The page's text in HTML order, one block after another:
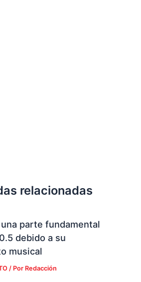
relacionadas
parte fundamental
debido a su
musical
/ Por Redacción